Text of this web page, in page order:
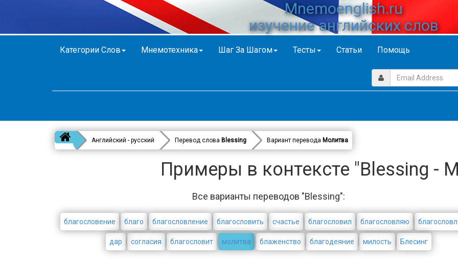
Mnemoenglish.ru
изучение английских слов
Категории Слов Мнемотехника Шаг За Шагом Тесты Статьи Помощь
Английский - русский Перевод слова Blessing Вариант перевода Молитва
Примеры в контексте "Blessing -
Все варианты переводов "Blessing":
благословение благо благословление благословить счастье благословил благословляю
дар согласия благословит молитва блаженство благодеяние милость Блесинг